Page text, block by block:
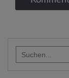
for: